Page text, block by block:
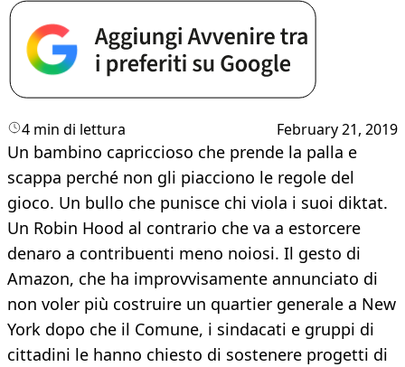
4 min di lettura February 21, 2019
Un bambino capriccioso che prende la palla e
scappa perché non gli piacciono le regole del
gioco. Un bullo che punisce chi viola i suoi diktat.
Un Robin Hood al contrario che va a estorcere
denaro a contribuenti meno noiosi. Il gesto di
Amazon, che ha improvvisamente annunciato di
non voler più costruire un quartier generale a New
York dopo che il Comune, i sindacati e gruppi di
cittadini le hanno chiesto di sostenere progetti di